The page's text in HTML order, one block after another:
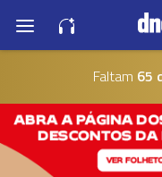
Faltam 65